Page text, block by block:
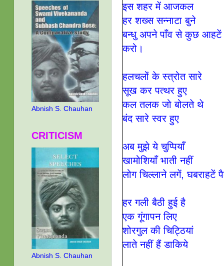
इस शहर में आजकल
हर शख्स सन्नाटा बुने
बन्धु अपने पाँव से कुछ आहटें
करो।
हलचलों के स्त्रोत सारे
सूख कर पत्थर हुए
कल तलक जो बोलते थे
बंद सारे स्वर हुए
अब मुझे ये चुप्पियाँ
खामोशियाँ भाती नहीं
लोग चिल्लाने लगें, घबराहटें
हर गली बैठी हुई है
एक गूंगापन लिए
शोरगुल की चिट्ठियां
लाते नहीं हैं डाकिये
Abnish S. Chauhan
CRITICISM
Abnish S. Chauhan